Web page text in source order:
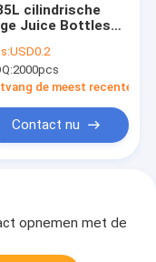
cilindrische
Juice Bottles
USD0.2
2000pcs
de meest recente
Contact nu
opnemen met de